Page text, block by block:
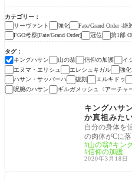
カテゴリー
サーヴァント
強化
Fate/Grand Order -
FGO考察[Fate/Grand Order]
冠位 第1部
タグ
キングハサン
山の翁 信仰の加護 イ
エヌマ・エリシュ
エレシュキガル 強
ハサン・サッバーハ
復刻 エルキドゥ
呪腕のハサン
ギルガメッシュ〈アーチャ
サーヴァント
キングハサ
か真祖みた
O山の翁]元
人だったけ
自分の身体を
の肉体がCに
でらっくす！
バーフ
山の翁 キン
信仰の加護
2020年3月18日